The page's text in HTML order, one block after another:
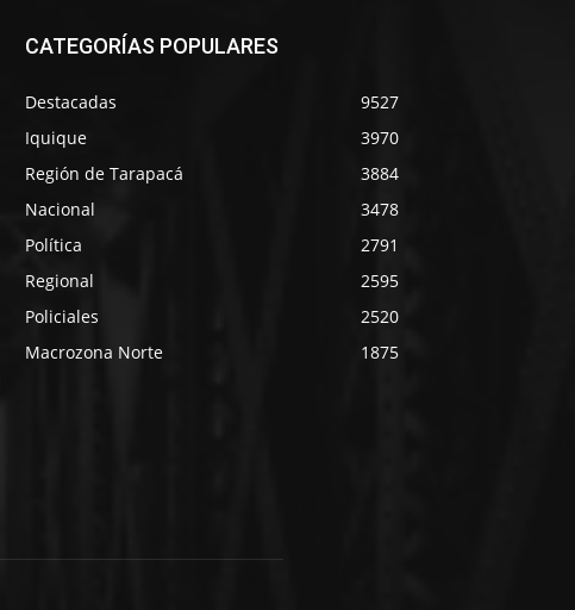
CATEGORÍAS POPULARES
Destacadas
9527
Iquique
3970
Región de Tarapacá
3884
Nacional
3478
Política
2791
Regional
2595
Policiales
2520
Macrozona Norte
1875